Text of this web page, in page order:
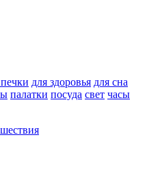
для здоровья для сна
палатки посуда свет часы